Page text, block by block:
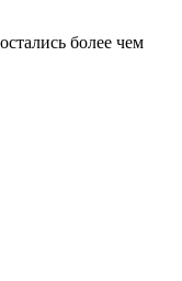
более чем